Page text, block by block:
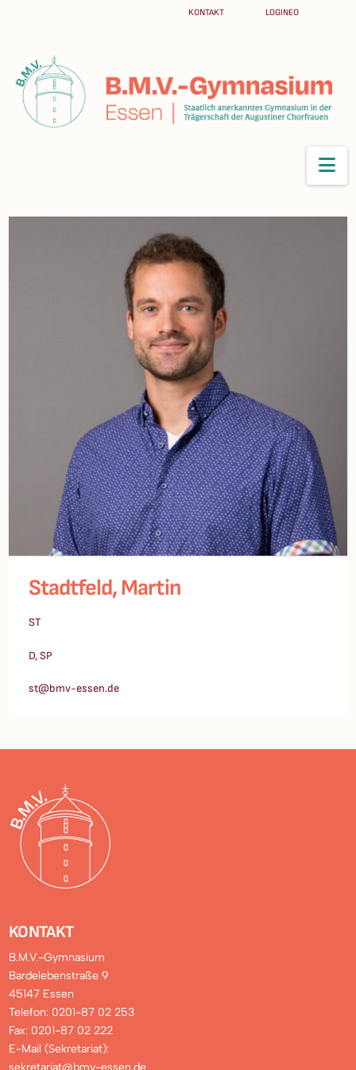
KONTAKT LOGINEO
Stadtfeld, Martin
ST
D, SP
st@bmv-essen.de
KONTAKT
B.M.V.-Gymnasium
Bardelebenstraße 9
45147 Essen
Telefon: 0201-87 02 253
Fax: 0201-87 02 222
E-Mail (Sekretariat):